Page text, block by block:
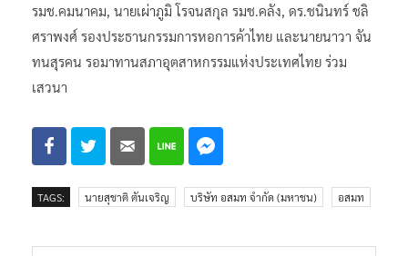
รมช.คมนาคม, นายเผ่าภูมิ โรจนสกุล รมช.คลัง, ดร.ชนินทร์ ชลิ
ศราพงศ์ รองประธานกรรมการหอการค้าไทย และนายนาวา จัน
ทนสุรคน รอมาทานสภาอุตสาหกรรมแห่งประเทศไทย ร่วม
เสวนา
TAGS: นายสุชาติ ตันเจริญ บริษัท อสมท จำกัด (มหาชน) อสมท